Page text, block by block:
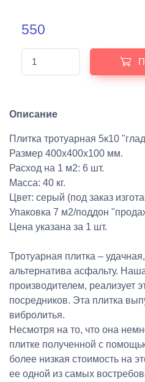
550
Описание
Плитка тротуарная 5к10
Размер 400х400х100 мм.
Расход на 1 м2: 6 шт.
Масса: 40 кг.
Цвет: серый (под заказ
Упаковка 7 м2/поддон
Цена указана за 1 шт.
Тротуарная плитка –
альтернатива асфальту.
производителем, реализует
посредников. Эта плитка
вибролитья.
Несмотря на то, что она
плитке полученной с
более низкая стоимость на
ее одной из самых